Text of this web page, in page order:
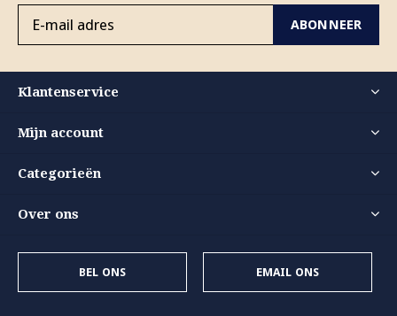
ABONNEER
Klantenservice
Mijn account
Categorieën
Over ons
BEL ONS EMAIL ONS